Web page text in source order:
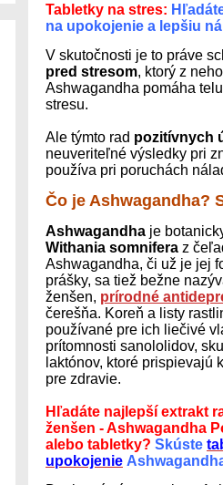
Tabletky na stres:
na upokojenie a lepšiu
V skutočnosti je to práve
pred stresom, ktorý z
Ashwagandha pomáha
stresu.
Ale týmto rad pozitívnych
neuveriteľné výsledky pri
používa pri poruchách
Čo je Ashwagandha?
Ashwagandha je
Withania somnifera z
Ashwagandha, či už je jej
prášky, sa tiež bežne
ženšen, prírodné
čerešňa. Koreň a listy
používané pre ich liečivé
prítomnosti sanololidov,
laktónov, ktoré prispievajú
pre zdravie.
Hľadáte najlepší extrakt
ženšen - Ashwagandha
alebo tabletky? Skúste
upokojenie